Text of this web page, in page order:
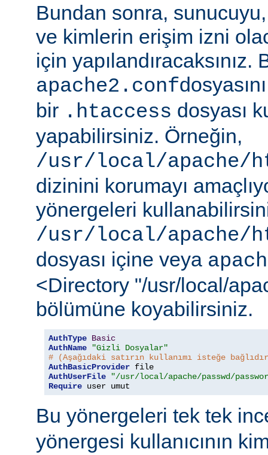
Bundan sonra,
ve kimlerin erişim izni
için yapılandıracaksınız.
apache2.conf
bir .htaccess dosyası
yapabilirsiniz. Örneğin,
/usr/local/apache/
dizinini korumayı
yönergeleri
/usr/local/apache/
dosyası içine veya
<Directory "/usr/local/
bölümüne koyabilirsiniz.
AuthType Basic
AuthName
"Gizli Dosyalar"
# (Aşağıdaki satırın kullanımı isteğe
AuthBasicProvider
AuthUserFile
"/usr/local/apache/passwd/
Require user umut
Bu yönergeleri tek tek
yönergesi kullanıcının